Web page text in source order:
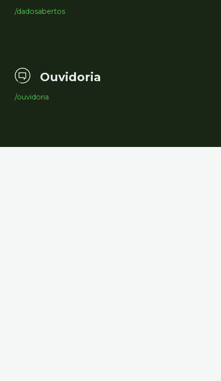
/dadosabertos
Ouvidoria
/ouvidoria